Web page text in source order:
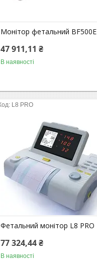
Монітор фетальний BF500E
47 911,11 ₴
В наявності
L8 PRO
Фетальний монітор L8 PRO
77 324,44 ₴
В наявності